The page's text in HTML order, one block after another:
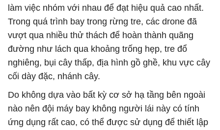
làm việc nhóm với nhau để đạt hiệu quả cao nhất.
Trong quá trình bay trong rừng tre, các drone đã
vượt qua nhiều thử thách để hoàn thành quãng
đường như lách qua khoảng trống hẹp, tre đổ
nghiêng, bụi cây thấp, địa hình gồ ghề, khu vực cây
cối dày đặc, nhánh cây.
Do không dựa vào bất kỳ cơ sở hạ tầng bên ngoài
nào nên đội máy bay không người lái này có tính
ứng dụng rất cao, có thể được sử dụng để thiết lập